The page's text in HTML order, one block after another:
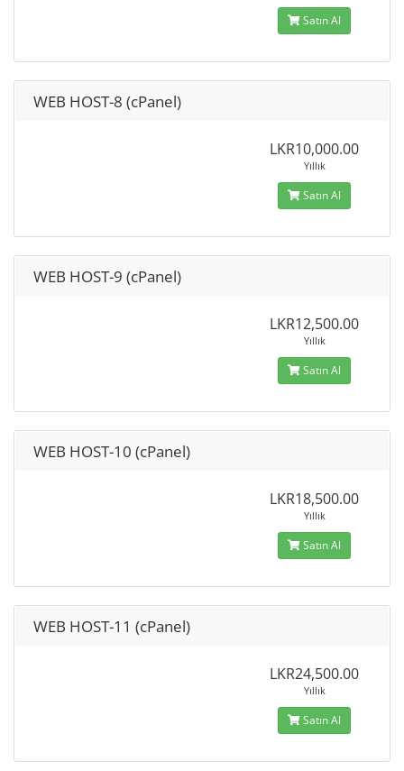
Satın Al
WEB HOST-8 (cPanel)
LKR10,000.00
Yıllık
Satın Al
WEB HOST-9 (cPanel)
LKR12,500.00
Yıllık
Satın Al
WEB HOST-10 (cPanel)
LKR18,500.00
Yıllık
Satın Al
WEB HOST-11 (cPanel)
LKR24,500.00
Yıllık
Satın Al